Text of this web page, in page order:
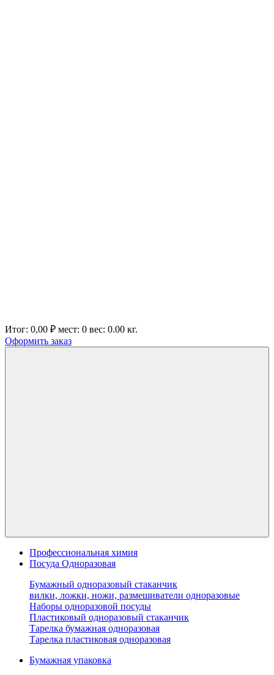
Итог: 0,00 ₽ мест: 0 вес: 0.00 кг.
Оформить заказ
Профессиональная химия
Посуда Одноразовая
Бумажный одноразовый стаканчик
вилки, ложки, ножи, размешиватели одноразовые
Наборы одноразовой посуды
Пластиковый одноразовый стаканчик
Тарелка бумажная одноразовая
Тарелка пластиковая одноразовая
Бумажная упаковка